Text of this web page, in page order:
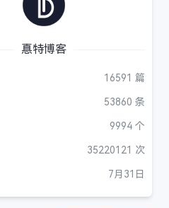
惪特博客
16591 篇
53860 条
9994 个
35220121 次
7月31日